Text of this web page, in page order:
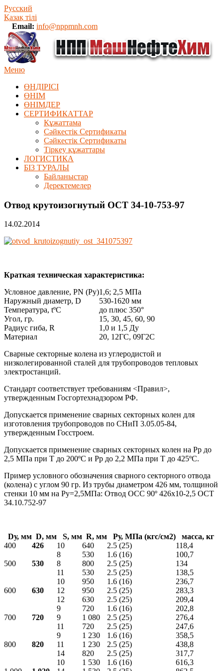
Русский
Қазақ тілі
Email: info@nppmnh.com
Меню
ӨНДІРІСІ
ӨНІМ
ӨHIМДЕР
СЕРТИФИКАТТАР
Құжаттама
Сәйкестік Сертификаты
Сәйкестік Сертификаты
Тіркеу құжаттары
ЛОГИСТИКА
БІЗ ТУРАЛЫ
Байланыстар
Деректемелер
Отвод крутоизогнутый ОСТ 34-10-753-97
14.02.2014
Краткая техническая характеристика:
Условное давление, PN (Ру)1,6; 2,5 МПа
Наружный диаметр, D
530-1620 мм
Температура, tºC
до плюс 350°
Угол, гр.
15, 30, 45, 60, 90
Радиус гиба, R
1,0 и 1,5 Ду
Материал
20, 12ГС, 09Г2С
Сварные секторные колена из углеродистой и
низколегированной сталей для трубопроводов тепловых
электростанций.
Стандарт соответствует требованиям <Правил>,
утвержденным Госгортехнадзором РФ.
Допускается применение сварных секторных колен для
изготовления трубопроводов по СНиП 3.05.05-84,
утвержденным Госстроем.
Допускается применение сварных секторных колен на Рр до
2,5 МПа при Т до 200ºС и Рр до 2,2 МПа при Т до 425ºС.
Пример условного обозначения сварного секторного отвода
(колена) с углом 90 гр. Из трубы диаметром 426 мм, толщиной
стенки 10 мм на Ру=2,5МПа: Отвод ОСС 90º 426х10-2,5 ОСТ
34.10.752-97
Dу, мм D, мм S, мм R, мм Pу, МПа (кгс/см2) масса, кг
400
426 10 640 2.5 (25) 118,4
500 530
8 530 1.6 (16)
100,7
8
800 2.5 (25)
134
11
530 2.5 (25) 138,5
600 630
10 950 1.6 (16)
236,7
12
950 2.5 (25)
283,3
12
630 2.5 (25) 209,4
700 720
9 720 1.6 (16)
202,8
9
1 080 2.5 (25)
276,4
11
720 2.5 (25) 247,6
800 820
9 1 230 1.6 (16)
358,5
11
1 230 2.5 (25)
438,8
14
820 2.5 (25) 317,7
10 1 530 1.6 (16)
616,3